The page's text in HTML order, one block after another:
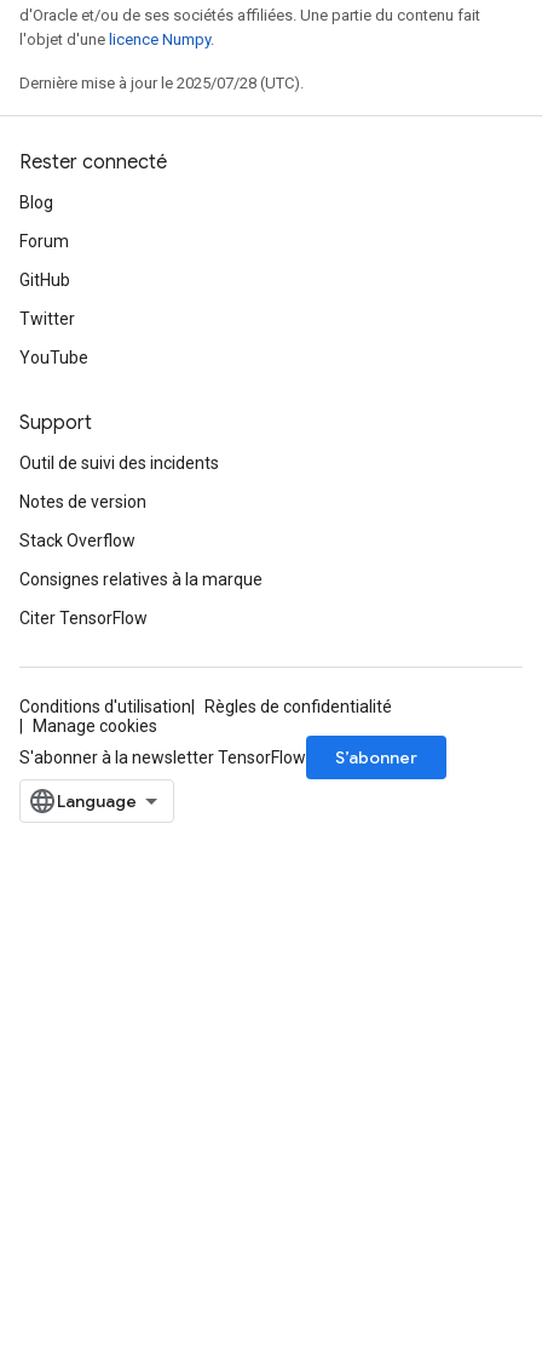
d'Oracle et/ou de ses sociétés affiliées. Une partie du contenu fait
l'objet d'une licence Numpy.
Dernière mise à jour le 2025/07/28 (UTC).
Rester connecté
Blog
Forum
GitHub
Twitter
YouTube
Support
Outil de suivi des incidents
Notes de version
Stack Overflow
Consignes relatives à la marque
Citer TensorFlow
Conditions d'utilisation
Règles de confidentialité
Manage cookies
S'abonner à la newsletter TensorFlow
S’abonner